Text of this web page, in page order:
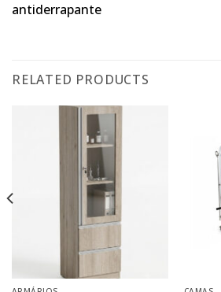
antiderrapante
RELATED PRODUCTS